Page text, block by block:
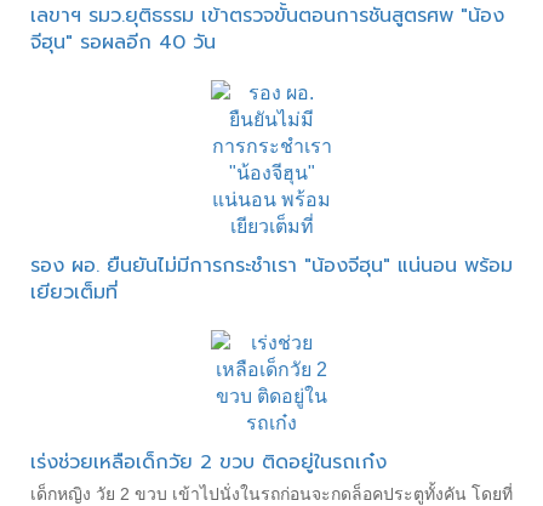
เลขาฯ รมว.ยุติธรรม เข้าตรวจขั้นตอนการชันสูตรศพ "น้อง
จีฮุน" รอผลอีก 40 วัน
รอง ผอ. ยืนยันไม่มีการกระชำเรา "น้องจีฮุน" แน่นอน พร้อม
เยียวเต็มที่
เร่งช่วยเหลือเด็กวัย 2 ขวบ ติดอยู่ในรถเก๋ง
เด็กหญิง วัย 2 ขวบ เข้าไปนั่งในรถก่อนจะกดล็อคประตูทั้งคัน โดยที่